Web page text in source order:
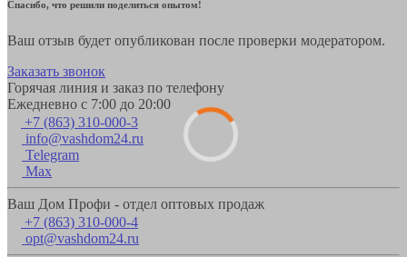
Спасибо, что решили поделиться опытом!
Ваш отзыв будет опубликован после проверки модератором.
Заказать звонок
Горячая линия и заказ по телефону
Ежедневно с 7:00 до 20:00
+7 (863) 310-000-3
info@vashdom24.ru
Telegram
Max
Ваш Дом Профи - отдел оптовых продаж
+7 (863) 310-000-4
opt@vashdom24.ru